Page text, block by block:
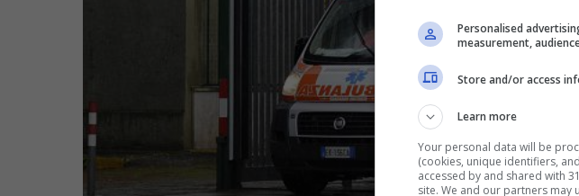
Personalised
measurement,
Store and/or access
Learn more
Your personal data will be
(cookies, unique identifiers,
accessed by and shared with
site. We and our partners may